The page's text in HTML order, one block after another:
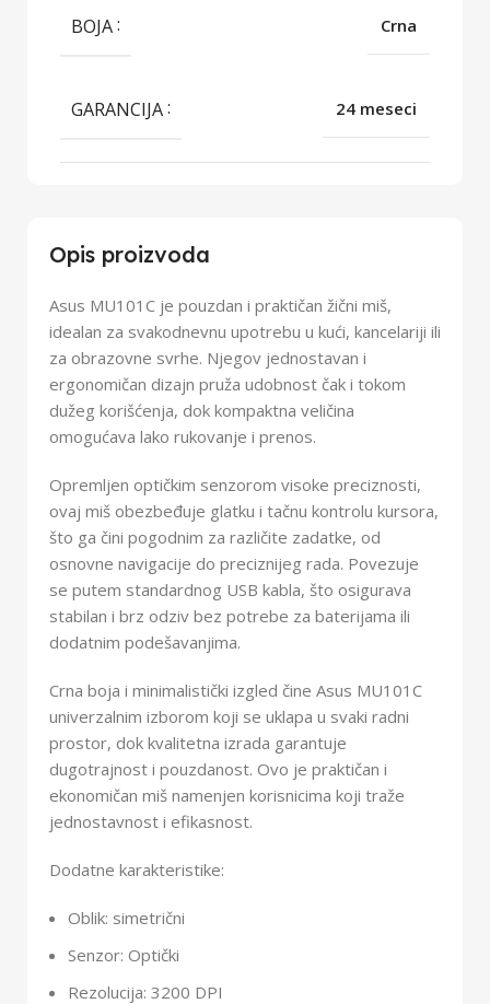
Opis proizvoda
Asus MU101C je pouzdan i praktičan žični miš,
idealan za svakodnevnu upotrebu u kući, kancelariji ili
za obrazovne svrhe. Njegov jednostavan i
ergonomičan dizajn pruža udobnost čak i tokom
dužeg korišćenja, dok kompaktna veličina
omogućava lako rukovanje i prenos.
Opremljen optičkim senzorom visoke preciznosti,
ovaj miš obezbeđuje glatku i tačnu kontrolu kursora,
što ga čini pogodnim za različite zadatke, od
osnovne navigacije do preciznijeg rada. Povezuje
se putem standardnog USB kabla, što osigurava
stabilan i brz odziv bez potrebe za baterijama ili
dodatnim podešavanjima.
Crna boja i minimalistički izgled čine Asus MU101C
univerzalnim izborom koji se uklapa u svaki radni
prostor, dok kvalitetna izrada garantuje
dugotrajnost i pouzdanost. Ovo je praktičan i
ekonomičan miš namenjen korisnicima koji traže
jednostavnost i efikasnost.
Dodatne karakteristike:
Oblik: simetrični
Senzor: Optički
Rezolucija: 3200 DPI
BOJA Crna
GARANCIJA 24 meseci